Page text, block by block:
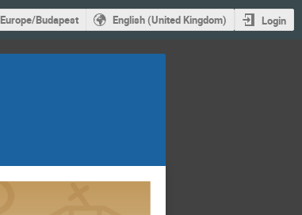
Europe/Budapest English (United Kingdom) Login